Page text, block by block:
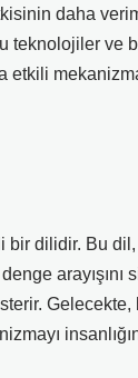
daha
teknolojiler ve
etkili
bir dilidir. Bu